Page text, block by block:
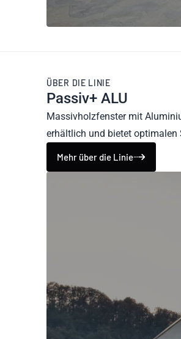
ÜBER DIE LINIE
Passiv+ ALU
Massivholzfenster mit
erhältlich und bietet
Mehr über die Linie